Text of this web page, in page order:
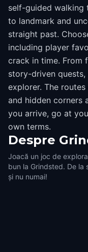
self-guided walking
to landmark and
straight past.
including player
crack in time. From
story-driven
explorer. The
and hidden corners
you arrive, go at
own terms.
Despre
Joacă un joc de
bun la Grindsted. De
și nu numai!